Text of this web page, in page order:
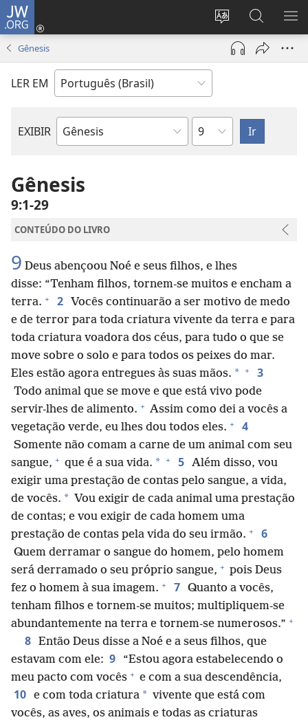
JW.ORG
Mudar
idioma
Log
(abre
janela)
Buscar
no
JW.ORG
Gênesis
LER EM
EXIBIR
Livro
Capítulo
Gênesis
9:1-29
CONTEÚDO DO LIVRO
9 Deus abençoou Noé e seus filhos, e lhes
disse: “Tenham filhos, tornem-se muitos e encham a
terra. + 2
Vocês continuarão a ser motivo de medo
e de terror para toda criatura vivente da terra e para
toda criatura voadora dos céus, para tudo o que se
move sobre o solo e para todos os peixes do mar.
Eles estão agora entregues às suas mãos. * + 3
Todo animal que se move e que está vivo pode
servir-lhes de alimento. + Assim como dei a vocês a
vegetação verde, eu lhes dou todos eles. + 4
Somente não comam a carne de um animal com seu
sangue, + que é a sua vida. * + 5 Além disso, vou
exigir uma prestação de contas pelo sangue, a vida,
de vocês. * Vou exigir de cada animal uma prestação
de contas; e vou exigir de cada homem uma
prestação de contas pela vida do seu irmão. + 6
Quem derramar o sangue do homem, pelo homem
será derramado o seu próprio sangue, + pois Deus
fez o homem à sua imagem. + 7 Quanto a vocês,
tenham filhos e tornem-se muitos; multipliquem-se
abundantemente na terra e tornem-se numerosos.” +
8 Então Deus disse a Noé e a seus filhos, que
estavam com ele: 9
“Estou agora estabelecendo o
meu pacto com vocês + e com a sua descendência,
10 e com toda criatura * vivente que está com
vocês, as aves, os animais e todas as criaturas